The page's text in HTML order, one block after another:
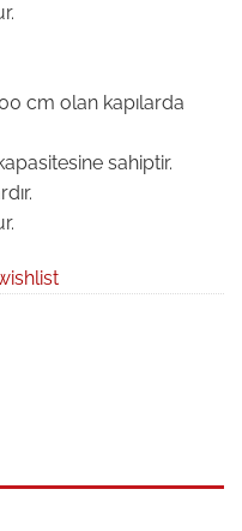
cm olan kapılarda
sahiptir.